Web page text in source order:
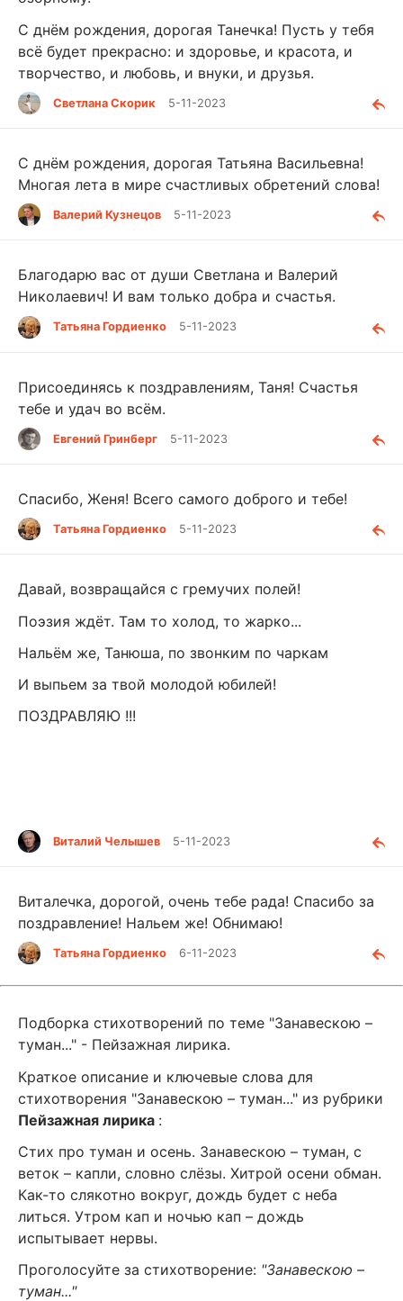
С днём рождения, дорогая Танечка! Пусть у тебя
всё будет прекрасно: и здоровье, и красота, и
творчество, и любовь, и внуки, и друзья.
Светлана Скорик 5-11-2023
С днём рождения, дорогая Татьяна Васильевна!
Многая лета в мире счастливых обретений слова!
Валерий Кузнецов 5-11-2023
Благодарю вас от души Светлана и Валерий
Николаевич! И вам только добра и счастья.
Татьяна Гордиенко 5-11-2023
Присоединясь к поздравлениям, Таня! Счастья
тебе и удач во всём.
Евгений Гринберг 5-11-2023
Спасибо, Женя! Всего самого доброго и тебе!
Татьяна Гордиенко 5-11-2023
Давай, возвращайся с гремучих полей!
Поэзия ждёт. Там то холод, то жарко...
Нальём же, Танюша, по звонким по чаркам
И выпьем за твой молодой юбилей!
ПОЗДРАВЛЯЮ !!!
Виталий Челышев 5-11-2023
Виталечка, дорогой, очень тебе рада! Спасибо за
поздравление! Нальем же! Обнимаю!
Татьяна Гордиенко 6-11-2023
Подборка стихотворений по теме "Занавескою –
туман..." - Пейзажная лирика.
Краткое описание и ключевые слова для
стихотворения "Занавескою – туман..." из рубрики
Пейзажная лирика :
Стих про туман и осень. Занавескою – туман, с
веток – капли, словно слёзы. Хитрой осени обман.
Как-то слякотно вокруг, дождь будет с неба
литься. Утром кап и ночью кап – дождь
испытывает нервы.
Проголосуйте за стихотворение: "Занавескою –
туман..."